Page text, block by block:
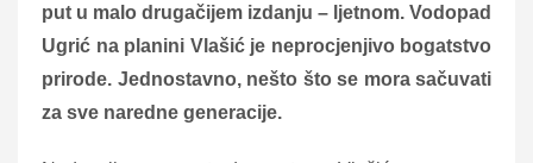
put u malo drugačijem izdanju – ljetnom. Vodopad
Ugrić na planini Vlašić je neprocjenjivo bogatstvo
prirode. Jednostavno, nešto što se mora sačuvati
za sve naredne generacije.